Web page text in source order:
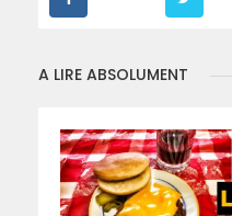
A LIRE ABSOLUMENT